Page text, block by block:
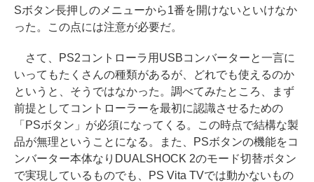
Sボタン長押しのメニューから1番を開けないといけなか
った。この点には注意が必要だ。
さて、PS2コントローラ用USBコンバーターと一言に
いってもたくさんの種類があるが、どれでも使えるのか
というと、そうではなかった。調べてみたところ、まず
前提としてコントローラーを最初に認識させるための
「PSボタン」が必須になってくる。この時点で結構な製
品が無理ということになる。また、PSボタンの機能をコ
ンバーター本体なりDUALSHOCK 2のモード切替ボタン
で実現しているものでも、PS Vita TVでは動かないもの